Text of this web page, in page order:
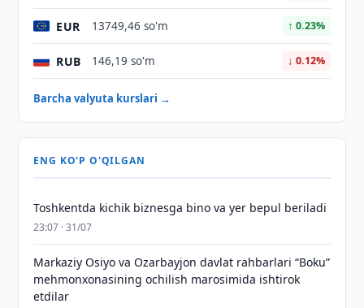
EUR 13749,46 so'm ↑ 0.23%
RUB 146,19 so'm ↓ 0.12%
Barcha valyuta kurslari →
ENG KO'P O'QILGAN
Toshkentda kichik biznesga bino va yer bepul beriladi
23:07 · 31/07
Markaziy Osiyo va Ozarbayjon davlat rahbarlari “Boku”
mehmonxonasining ochilish marosimida ishtirok
etdilar